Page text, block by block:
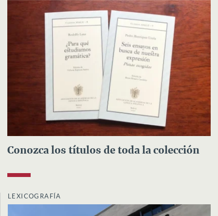
Conozca los títulos de toda la colección
LEXICOGRAFÍA